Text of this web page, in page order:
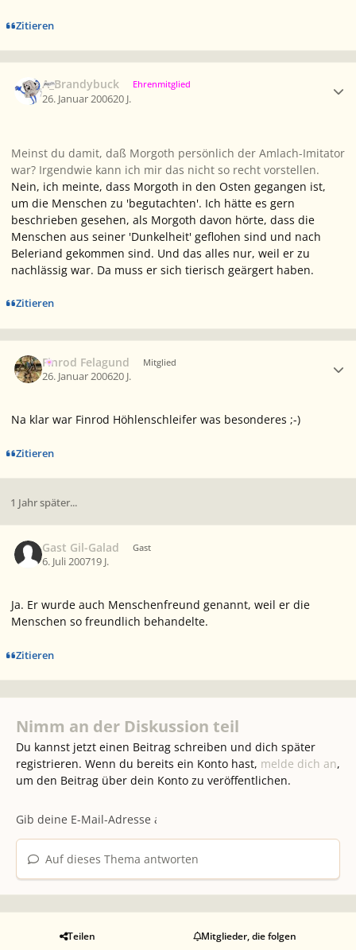
Zitieren
A_Brandybuck Ehrenmitglied
26. Januar 200620 J.
Meinst du damit, daß Morgoth persönlich der Amlach-Imitator
war? Irgendwie kann ich mir das nicht so recht vorstellen.
Nein, ich meinte, dass Morgoth in den Osten gegangen ist,
um die Menschen zu 'begutachten'. Ich hätte es gern
beschrieben gesehen, als Morgoth davon hörte, dass die
Menschen aus seiner 'Dunkelheit' geflohen sind und nach
Beleriand gekommen sind. Und das alles nur, weil er zu
nachlässig war. Da muss er sich tierisch geärgert haben.
Zitieren
Finrod Felagund Mitglied
26. Januar 200620 J.
Na klar war Finrod Höhlenschleifer was besonderes ;-)
Zitieren
1 Jahr später...
Gast Gil-Galad Gast
6. Juli 200719 J.
Ja. Er wurde auch Menschenfreund genannt, weil er die
Menschen so freundlich behandelte.
Zitieren
Nimm an der Diskussion teil
Du kannst jetzt einen Beitrag schreiben und dich später
registrieren. Wenn du bereits ein Konto hast, melde dich an,
um den Beitrag über dein Konto zu veröffentlichen.
Auf dieses Thema antworten
Teilen Mitglieder, die folgen